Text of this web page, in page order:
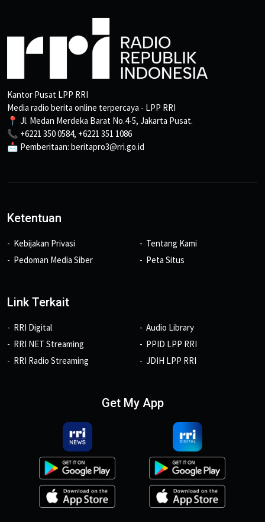
Kantor Pusat LPP RRI
Media radio berita online terpercaya - LPP RRI
📍 Jl. Medan Merdeka Barat No.4-5, Jakarta Pusat.
📞 +6221 350 0584, +6221 351 1086
📩 Pemberitaan: beritapro3@rri.go.id
Ketentuan
Kebijakan Privasi
Pedoman Media Siber
Tentang Kami
Peta Situs
Link Terkait
RRI Digital
RRI NET Streaming
RRI Radio Streaming
Audio Library
PPID LPP RRI
JDIH LPP RRI
Get My App